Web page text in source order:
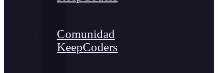
Comunidad
KeepCoders